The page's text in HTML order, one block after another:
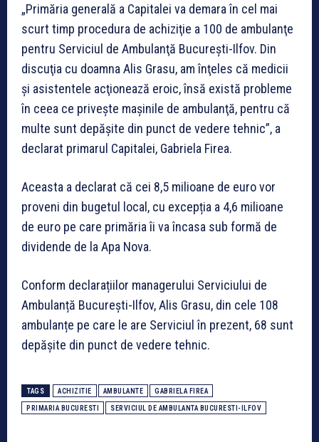
„Primăria generală a Capitalei va demara în cel mai
scurt timp procedura de achiziţie a 100 de ambulanţe
pentru Serviciul de Ambulanţă Bucureşti-Ilfov. Din
discuţia cu doamna Alis Grasu, am înţeles că medicii
şi asistentele acţionează eroic, însă există probleme
în ceea ce priveşte maşinile de ambulanţă, pentru că
multe sunt depăşite din punct de vedere tehnic”, a
declarat primarul Capitalei, Gabriela Firea.
Aceasta a declarat că cei 8,5 milioane de euro vor
proveni din bugetul local, cu excepția a 4,6 milioane
de euro pe care primăria îi va încasa sub formă de
dividende de la Apa Nova.
Conform declarațiilor managerului Serviciului de
Ambulanță București-Ilfov, Alis Grasu, din cele 108
ambulanțe pe care le are Serviciul în prezent, 68 sunt
depășite din punct de vedere tehnic.
TAGS ACHIZITIE AMBULANTE GABRIELA FIREA
PRIMARIA BUCURESTI SERVICIUL DE AMBULANTA BUCURESTI-ILFOV